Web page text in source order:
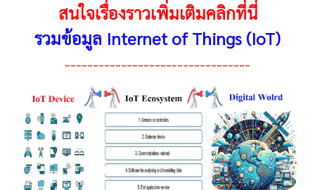
สนใจเรื่องราวเพิ่มเติมคลิกที่นี่
รวมข้อมูล Internet of Things (IoT)
---------------------------------